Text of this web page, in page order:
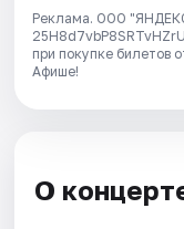
Реклама. ООО
при покупке билетов
Афише!
О